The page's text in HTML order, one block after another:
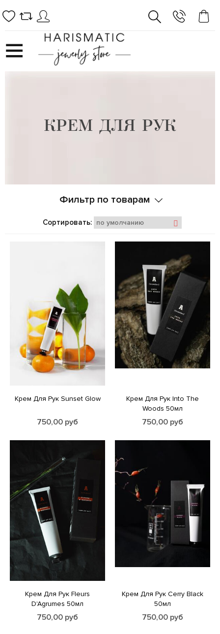
КРЕМ ДЛЯ РУК
Фильтр по товарам
Сортировать:
Крем Для Рук Sunset Glow
750,00 руб
Крем Для Рук Into The
Woods 50мл
750,00 руб
Крем Для Рук Fleurs
D'Agrumes 50мл
750,00 руб
Крем Для Рук Cerry Black
50мл
750,00 руб